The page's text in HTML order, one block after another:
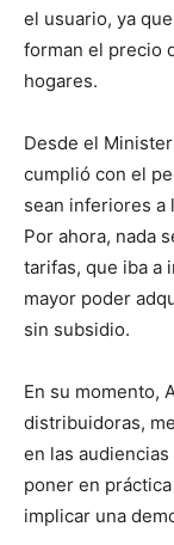
el usuario, ya
forman el precio
hogares.
Desde el
cumplió con el
sean inferiores a
Por ahora, nada
tarifas, que iba a
mayor poder
sin subsidio.
En su momento,
distribuidoras,
en las
poner en
implicar una